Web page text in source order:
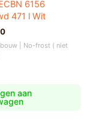
6156
471 l Wit
| No-frost ( niet
aan